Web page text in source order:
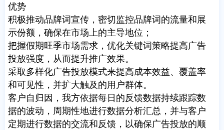
优势
积极推动品牌词宣传，密切监控品牌词的流量和展
示份额，确保在市场上的主导地位；
把握假期旺季市场需求，优化关键词策略提高广告
投放强度，从而提升推广效果。
采取多样化广告投放模式来提高成本效益、覆盖率
和可见性，并扩大触及的用户群体。
客户自归因，我方依据每日的反馈数据持续跟踪数
据的波动，周期性地进行数据分析汇总，并与客户
定期进行数据的交流和反馈，以确保广告投放的顺